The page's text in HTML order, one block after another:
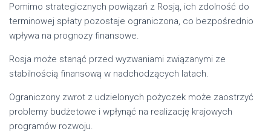
Pomimo strategicznych powiązań z Rosją, ich zdolność do
terminowej spłaty pozostaje ograniczona, co bezpośrednio
wpływa na prognozy finansowe.
Rosja może stanąć przed wyzwaniami związanymi ze
stabilnością finansową w nadchodzących latach.
Ograniczony zwrot z udzielonych pożyczek może zaostrzyć
problemy budżetowe i wpłynąć na realizację krajowych
programów rozwoju.